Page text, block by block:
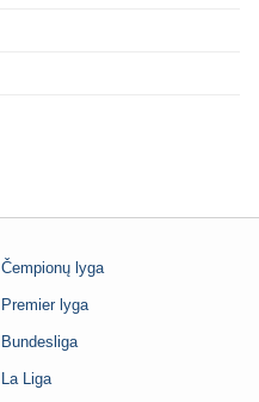
Čempionų lyga
Premier lyga
Bundesliga
La Liga